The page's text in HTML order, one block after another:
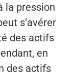
la pression
s’avérer
des actifs
en
des actifs